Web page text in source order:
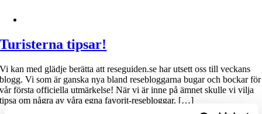
Turisterna tipsar!
Vi kan med glädje berätta att reseguiden.se har utsett oss till veckans
blogg. Vi som är ganska nya bland resebloggarna bugar och bockar för
vår första officiella utmärkelse! När vi är inne på ämnet skulle vi vilja
tipsa om några av våra egna favorit-resebloggar. […]